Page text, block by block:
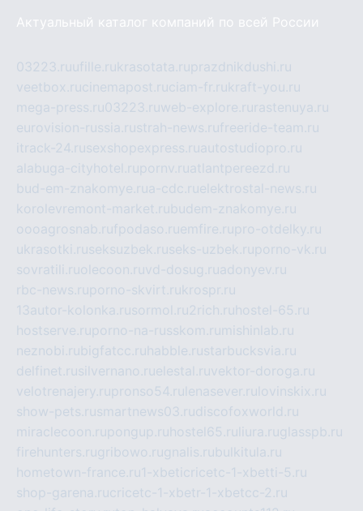
Актуальный каталог компаний по всей России
03223.ruufille.rukrasotata.ruprazdnikdushi.ru
veetbox.rucinemapost.ruciam-fr.rukraft-you.ru
mega-press.ru03223.ruweb-explore.ru rastenuya.ru
eurovision-russia.rustrah-news.rufreeride-team.ru
itrack-24.rusexshopexpress.ruautostudiopro.ru
alabuga-cityhotel.rupornv.ruatlantpereezd.ru
bud-em-znakomye.rua-cdc.ruelektrostal-news.ru
korolevremont-market.rubudem-znakomye.ru
oooagrosnab.rufpodaso.ruemfire.rupro-otdelky.ru
ukrasotki.ruseksuzbek.ruseks-uzbek.ruporno-vk.ru
sovratili.ruolecoon.ruvd-dosug.ruadonyev.ru
rbc-news.ruporno-skvirt.rukrospr.ru
13autor-kolonka.rusormol.ru2rich.ru hostel-65.ru
hostserve.ruporno-na-russkom.ru mishinlab.ru
neznobi.rubigfatcc.ru habble.rustarbucksvia.ru
delfinet.rusilvernano.ruelestal.ruvektor-doroga.ru
velotrenajery.rupronso54.ru lenasever.ru lovinskix.ru
show-pets.rusmartnews03.rudiscofoxworld.ru
miraclecoon.rupongup.ru hostel65.ru liura.ruglasspb.ru
firehunters.rugribowo.rugnalis.rubulkitula.ru
hometown-france.ru1-xbeticricetc-1-xbetti-5.ru
shop-garena.rucricetc-1-xbetr-1-xbetcc-2.ru